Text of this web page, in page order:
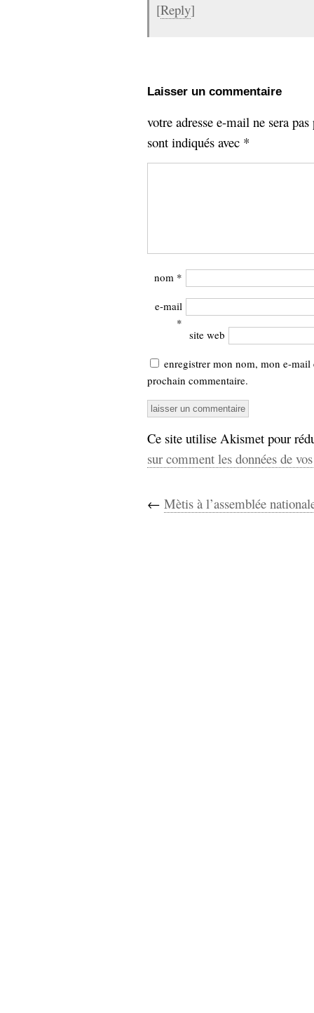
[Reply]
Laisser un commentaire
votre adresse e-mail ne sera
sont indiqués avec *
nom *
e-mail
*
site web
enregistrer mon nom, mon e-
prochain commentaire.
Ce site utilise Akismet pour
sur comment les données de
← Mètis à l’assemblée